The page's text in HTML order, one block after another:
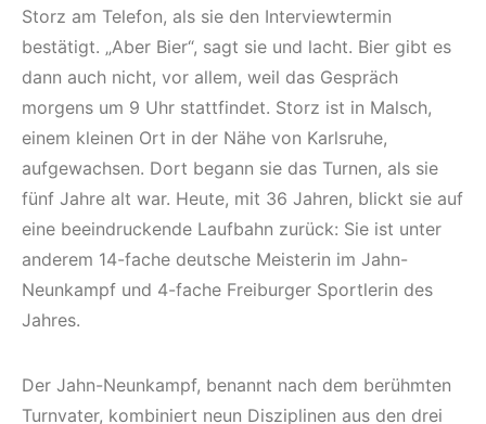
Storz am Telefon, als sie den Interviewtermin
bestätigt. „Aber Bier“, sagt sie und lacht. Bier gibt es
dann auch nicht, vor allem, weil das Gespräch
morgens um 9 Uhr stattfindet. Storz ist in Malsch,
einem kleinen Ort in der Nähe von Karlsruhe,
aufgewachsen. Dort begann sie das Turnen, als sie
fünf Jahre alt war. Heute, mit 36 Jahren, blickt sie auf
eine beeindruckende Laufbahn zurück: Sie ist unter
anderem 14-fache deutsche Meisterin im Jahn-
Neunkampf und 4-fache Freiburger Sportlerin des
Jahres.
Der Jahn-Neunkampf, benannt nach dem berühmten
Turnvater, kombiniert neun Disziplinen aus den drei